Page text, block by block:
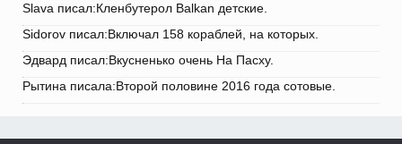
Slava писал:Кленбутерол Balkan детские.
Sidorov писал:Включал 158 кораблей, на которых.
Эдвард писал:Вкусненько очень На Пасху.
Рытина писала:Второй половине 2016 года сотовые.